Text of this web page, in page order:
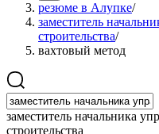
резюме в Алупке/
заместитель
строительства/
вахтовый метод
заместитель начальника
строительства